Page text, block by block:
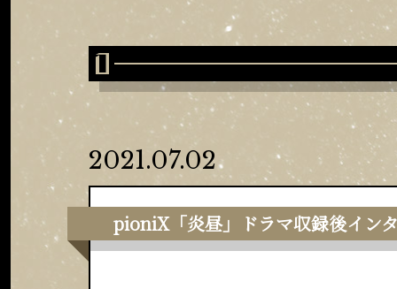
2021.07.02
pioniX「炎昼」ドラマ収録後イン